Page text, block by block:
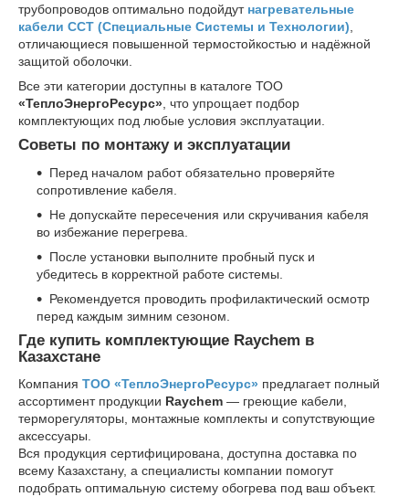
трубопроводов оптимально подойдут нагревательные
кабели ССТ (Специальные Системы и Технологии)
отличающиеся повышенной термостойкостью и надёжной
защитой оболочки.
Все эти категории доступны в каталоге ТОО
«ТеплоЭнергоРесурс» , что упрощает подбор
комплектующих под любые условия эксплуатации.
Советы по монтажу и эксплуатации
Перед началом работ обязательно проверяйте
сопротивление кабеля.
Не допускайте пересечения или скручивания кабеля
во избежание перегрева.
После установки выполните пробный пуск и
убедитесь в корректной работе системы.
Рекомендуется проводить профилактический осмотр
перед каждым зимним сезоном.
Где купить комплектующие Raychem в
Казахстане
Компания ТОО «ТеплоЭнергоРесурс» предлагает полный
ассортимент продукции Raychem — греющие кабели,
терморегуляторы, монтажные комплекты и сопутствующие
аксессуары.
Вся продукция сертифицирована, доступна доставка по
всему Казахстану, а специалисты компании помогут
подобрать оптимальную систему обогрева под ваш объект.